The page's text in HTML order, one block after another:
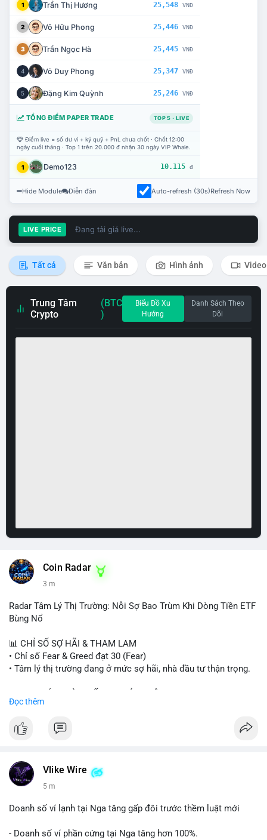
1 Trần Thị Hương 25,548 VNĐ
2 Võ Hữu Phong 25,446 VNĐ
3 Trần Ngọc Hà 25,445 VNĐ
4 Võ Duy Phong 25,347 VNĐ
5 Đặng Kim Quỳnh 25,246 VNĐ
TỔNG ĐIỂM PAPER TRADE TOP 5 · LIVE
Điểm live = số dư ví + ký quỹ + PnL chưa chốt · Chốt 12:00
ngày cuối tháng · Top 1 trên 20.000 đ nhận 30 ngày VIP Whale.
1 Demo123 10.115 đ
Hide Module Diễn đàn Auto-refresh (30s)Refresh Now
LIVE PRICE Đang tải giá live...
Tất cả Văn bản Hình ảnh Video
Trung Tâm
Crypto
(BTC
)
Biểu Đồ Xu
Hướng
Danh Sách Theo
Dõi
Coin Radar
3 m
Radar Tâm Lý Thị Trường: Nỗi Sợ Bao Trùm Khi Dòng Tiền ETF
Bùng Nổ
📊 CHỈ SỐ SỢ HÃI & THAM LAM
• Chỉ số Fear & Greed đạt 30 (Fear)
• Tâm lý thị trường đang ở mức sợ hãi, nhà đầu tư thận trọng.
• CoinGecko Trending: PENGU, TUT, ACE, CASHCAT, ANSEM,
• LunarCrush Trending: Ethereum, Solana, Dogecoin, Polkadot,
Tinh hà say hi
• Binance Square: Cộng đồng đang tranh luận về lệnh
xấu từ SpaceX/Musk.
Đọc thêm
Vlike Wire
5 m
Doanh số ví lạnh tại Nga tăng gấp đôi trước thềm luật mới
- Doanh số ví phần cứng tại Nga tăng hơn 100%.